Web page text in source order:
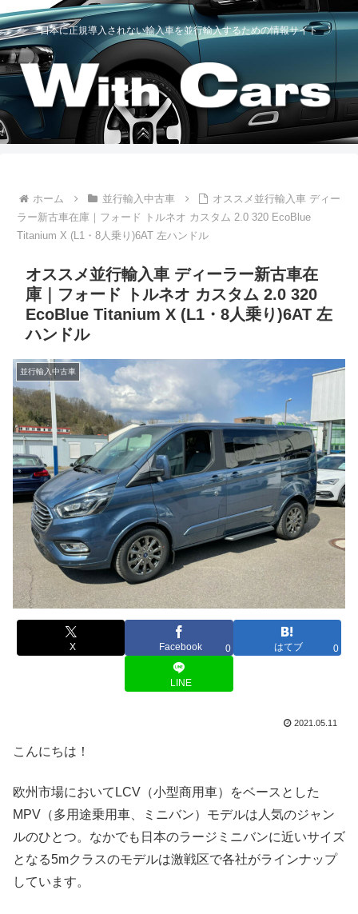
日本に正規導入されない輸入車を並行輸入するための情報サイト
ホーム 並行輸入中古車
オススメ並行輸入車 ディー
ラー新古車在庫｜フォード トルネオ カスタム 2.0 320 EcoBlue
Titanium X (L1・8人乗り)6AT 左ハンドル
オススメ並行輸入車 ディーラー新古車在
庫｜フォード トルネオ カスタム 2.0 320
EcoBlue Titanium X (L1・8人乗り)6AT 左
ハンドル
並行輸入中古車
X Facebook 0 はてブ 0
LINE
2021.05.11
こんにちは！
欧州市場においてLCV（小型商用車）をベースとした
MPV（多用途乗用車、ミニバン）モデルは人気のジャン
ルのひとつ。なかでも日本のラージミニバンに近いサイズ
となる5mクラスのモデルは激戦区で各社がラインナップ
しています。